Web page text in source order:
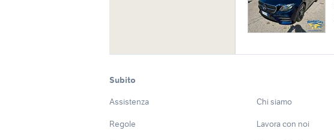
Subito
Assistenza
Regole
Chi siamo
Lavora con noi